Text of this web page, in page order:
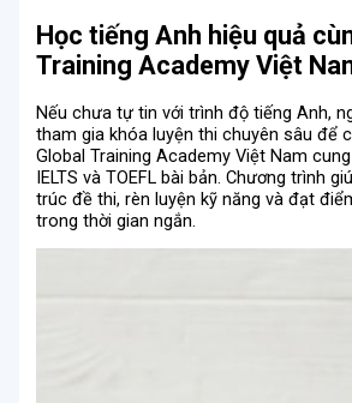
Học tiếng Anh hiệu quả
Training Academy Việt
Nếu chưa tự tin với trình độ tiếng Anh,
tham gia khóa luyện thi chuyên sâu để
Global Training Academy Việt Nam
IELTS và TOEFL bài bản. Chương trình
trúc đề thi, rèn luyện kỹ năng và đạt
trong thời gian ngắn.